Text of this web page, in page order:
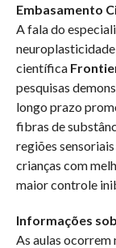
Embasamento
A fala do
científica
pesquisas
longo prazo
fibras de
regiões
crianças com
maior controle
Informações
As aulas ocorrem